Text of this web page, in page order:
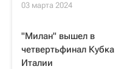
03 марта 2024
"Милан" вышел в
четвертьфинал Кубка
Италии